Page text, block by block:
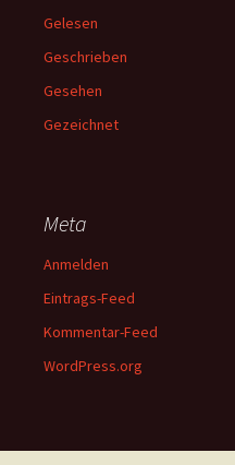
Gelesen
Geschrieben
Gesehen
Gezeichnet
Meta
Anmelden
Eintrags-Feed
Kommentar-Feed
WordPress.org